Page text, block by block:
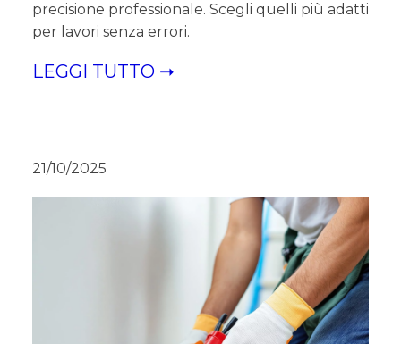
precisione professionale. Scegli quelli più adatti
per lavori senza errori.
LEGGI TUTTO ➝
21/10/2025